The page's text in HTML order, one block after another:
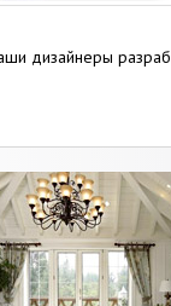
дизайнеры